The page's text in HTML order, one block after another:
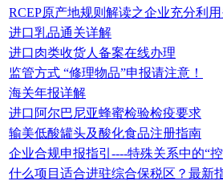
RCEP原产地规则解读之企业充分利
进口乳品通关详解
进口肉类收货人备案在线办理
监管方式 “修理物品”申报请注意！
海关年报详解
进口阿尔巴尼亚蜂蜜检验检疫要求
输美低酸罐头及酸化食品注册指南
企业合规申报指引----特殊关系中的“
什么项目适合进驻综合保税区？最新